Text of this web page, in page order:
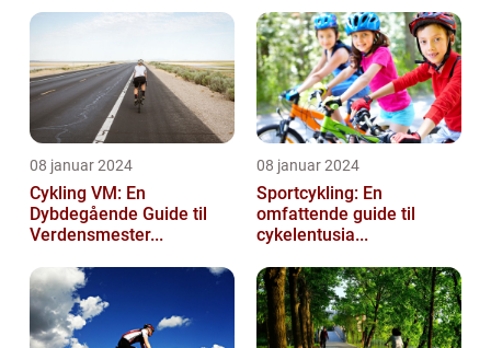
08 januar 2024
Cykling VM: En
Dybdegående Guide til
Verdensmester...
08 januar 2024
Sportcykling: En
omfattende guide til
cykelentusia...